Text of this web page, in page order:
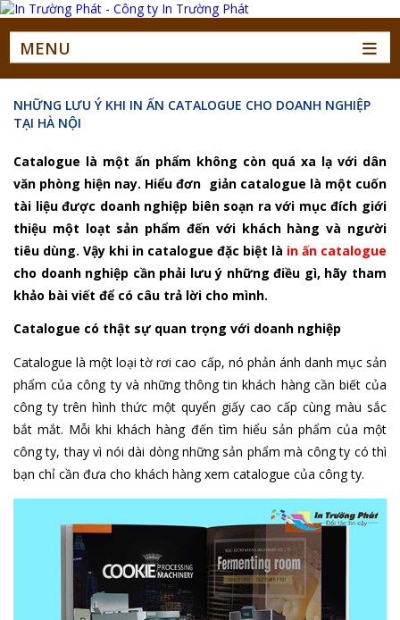
MENU
NHỮNG LƯU Ý KHI IN ẤN CATALOGUE CHO DOANH NGHIỆP
TẠI HÀ NỘI
Catalogue là một ấn phẩm không còn quá xa lạ với dân
văn phòng hiện nay. Hiểu đơn giản catalogue là một cuốn
tài liệu được doanh nghiệp biên soạn ra với mục đích giới
thiệu một loạt sản phẩm đến với khách hàng và người
tiêu dùng. Vậy khi in catalogue đặc biệt là in ấn catalogue
cho doanh nghiệp cần phải lưu ý những điều gì, hãy tham
khảo bài viết để có câu trả lời cho mình.
Catalogue có thật sự quan trọng với doanh nghiệp
Catalogue là một loại tờ rơi cao cấp, nó phản ánh danh mục sản
phẩm của công ty và những thông tin khách hàng cần biết của
công ty trên hình thức một quyển giấy cao cấp cùng màu sắc
bắt mắt. Mỗi khi khách hàng đến tìm hiểu sản phẩm của một
công ty, thay vì nói dài dòng những sản phẩm mà công ty có thì
bạn chỉ cần đưa cho khách hàng xem catalogue của công ty.